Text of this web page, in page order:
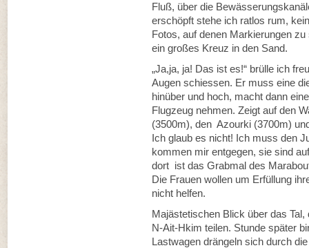
Fluß, über die
erschöpft stehe ich ratlos rum,
Fotos, auf denen Markierungen
ein großes Kreuz in den Sand.
„Ja,ja, ja! Das ist es!“ brülle ich
Augen schiessen. Er muss eine
hinüber und hoch, macht dann
Flugzeug nehmen. Zeigt auf den
(3500m), den Azourki (3700m)
Ich glaub es nicht! Ich muss den
kommen mir entgegen, sie sind
dort ist das Grabmal des
Die Frauen wollen um Erfüllung
nicht helfen.
Majästetischen Blick über das
N-Ait-Hkim teilen. Stunde später
Lastwagen drängeln sich durch